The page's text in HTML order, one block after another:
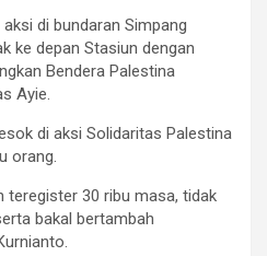
di bundaran Simpang
ke depan Stasiun dengan
Bendera Palestina
Ayie.
di aksi Solidaritas Palestina
orang.
teregister 30 ribu masa, tidak
bakal bertambah